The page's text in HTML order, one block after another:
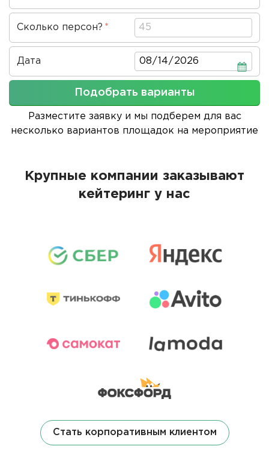
проведения
Сколько персон?
Дата Дата
Подобрать варианты
Разместите заявку и мы подберем для вас
несколько вариантов площадок на мероприятие
Крупные компании заказывают
кейтеринг у нас
Стать корпоративным клиентом